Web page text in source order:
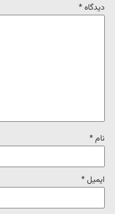
دیدگاه*
نام*
ایمیل*